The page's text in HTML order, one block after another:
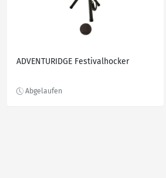
ADVENTURIDGE Festivalhocker